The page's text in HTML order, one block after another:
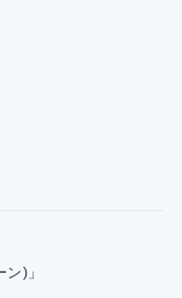
)」